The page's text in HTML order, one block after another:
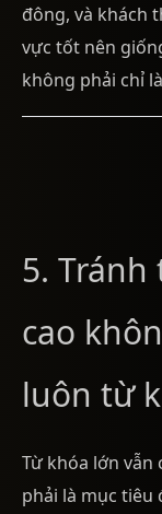
đông, và khách
vực tốt nên
không phải chỉ
5.
cao
luôn từ
Từ khóa lớn
phải là mục tiêu